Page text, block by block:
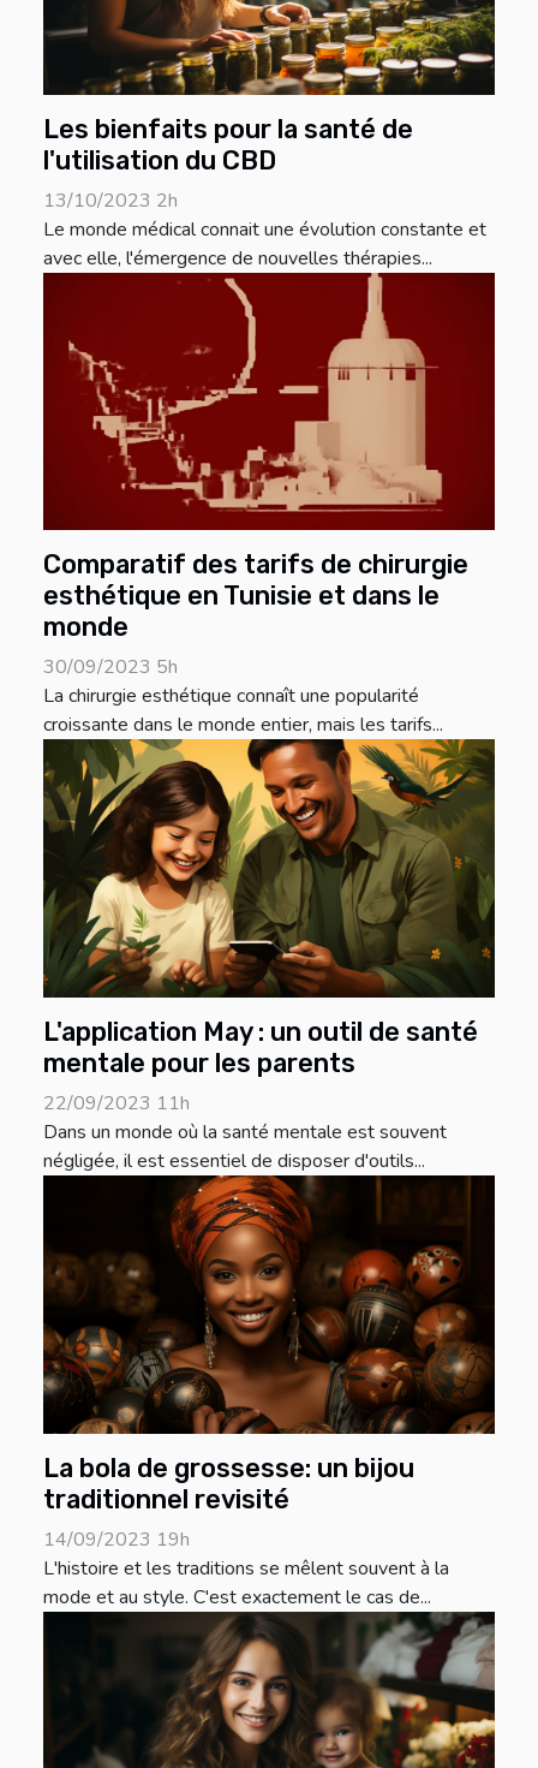
Les bienfaits pour la santé de
l'utilisation du CBD
13/10/2023 2h
Le monde médical connait une évolution constante et
avec elle, l'émergence de nouvelles thérapies...
Comparatif des tarifs de chirurgie
esthétique en Tunisie et dans le
monde
30/09/2023 5h
La chirurgie esthétique connaît une popularité
croissante dans le monde entier, mais les tarifs...
L'application May : un outil de santé
mentale pour les parents
22/09/2023 11h
Dans un monde où la santé mentale est souvent
négligée, il est essentiel de disposer d'outils...
La bola de grossesse: un bijou
traditionnel revisité
14/09/2023 19h
L'histoire et les traditions se mêlent souvent à la
mode et au style. C'est exactement le cas de...